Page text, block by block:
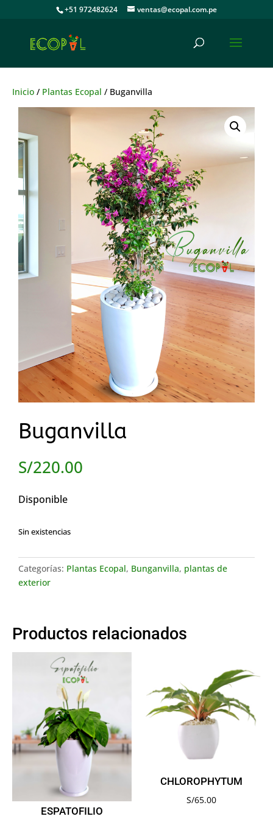
+51 972482624 ventas@ecopal.com.pe
Inicio / Plantas Ecopal / Buganvilla
Buganvilla
S/220.00
Disponible
Sin existencias
Categorías: Plantas Ecopal, Bunganvilla, plantas de
exterior
Productos relacionados
ESPATOFILIO
CHLOROPHYTUM
S/65.00